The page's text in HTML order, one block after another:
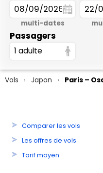
multi-dates
Passagers
1 adulte
Vols Japon Paris –
Comparer les vols
Les offres de vols
Tarif moyen